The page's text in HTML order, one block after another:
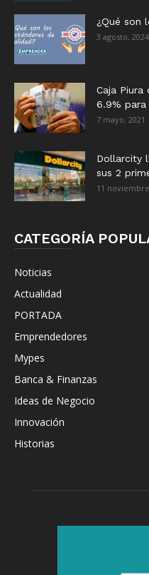
¿Qué son
3 agosto, 2024
Caja
6.9% para
7 mayo, 2021
Dollarcity
sus 2
11
CATEGORÍA
Noticias
Actualidad
PORTADA
Emprendedores
Mypes
Banca & Finanzas
Ideas de Negocio
Innovación
Historias